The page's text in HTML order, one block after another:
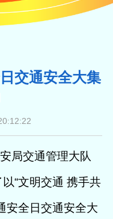
交通安全大集
局交通管理大队
“文明交通 携手共
安全日交通安全大